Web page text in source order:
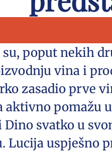
poput nekih
vina i
zasadio prve
aktivno pomažu
Dino svatko u
Lucija uspješno